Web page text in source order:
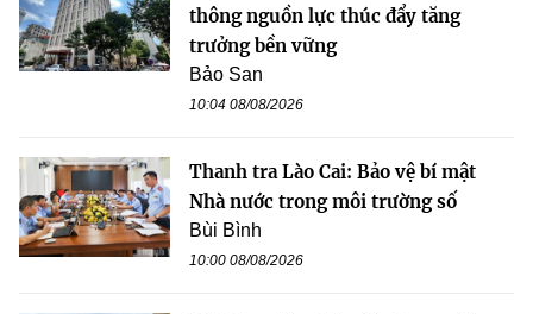
thông nguồn lực thúc đẩy tăng
trưởng bền vững
Bảo San
10:04 08/08/2026
Thanh tra Lào Cai: Bảo vệ bí mật
Nhà nước trong môi trường số
Bùi Bình
10:00 08/08/2026